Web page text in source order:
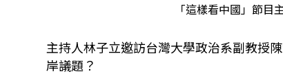
「這樣看中國」節
主持人林子立邀訪台灣大學政治系副教授
岸議題？